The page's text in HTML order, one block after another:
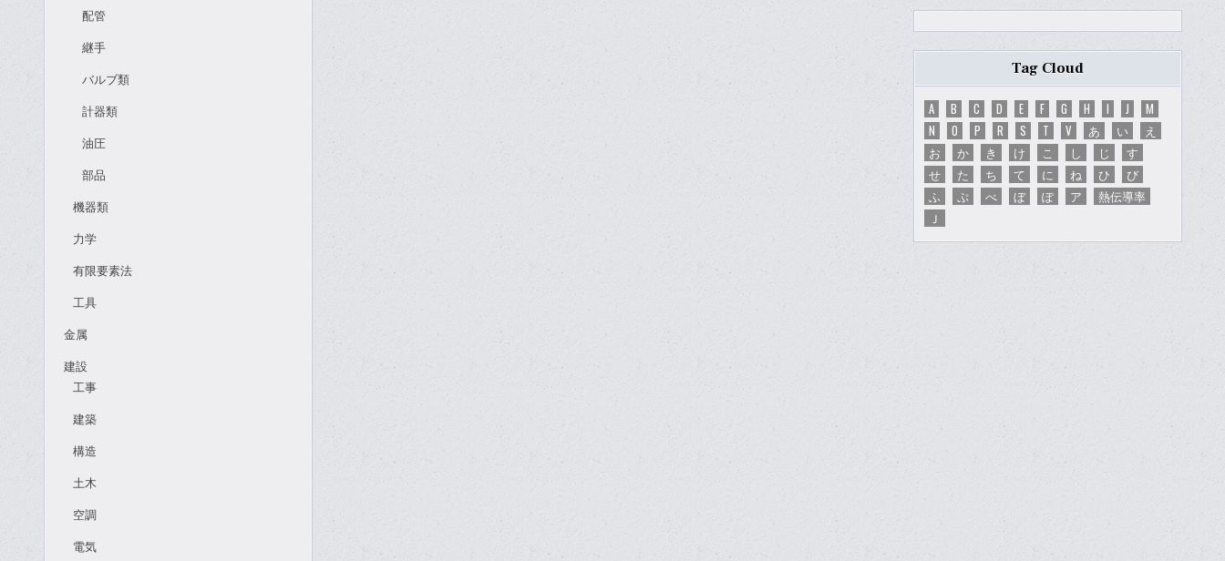
配管
継手
バルブ類
計器類
油圧
部品
機器類
力学
有限要素法
工具
金属
建設
工事
建築
構造
土木
空調
電気
Tag Cloud
A B C D E F G H I J
M
N
O P R S T V あ い
え
お
か き け こ し じ
す
せ
た ち て に ね ひ
び
ふ
ぷ べ ぼ ぽ ア
熱伝導率
Ｊ